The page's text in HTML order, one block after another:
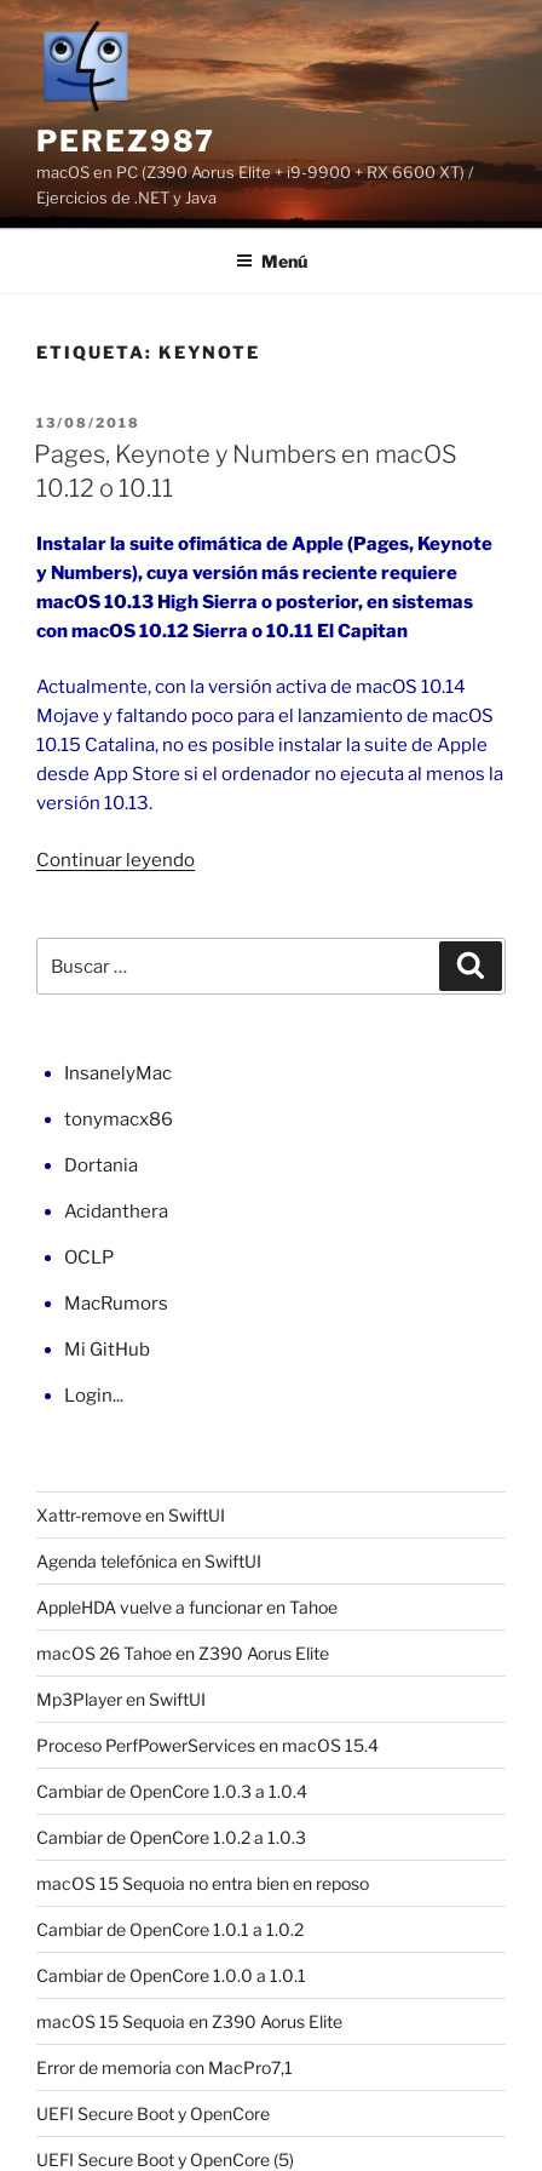
Saltar
contenido
PEREZ987
macOS en PC (Z390 Aorus Elite + i9-9900 + RX 6600 XT) /
Ejercicios de .NET y Java
Menú
ETIQUETA: KEYNOTE
PUBLICADO
EL
13/08/2018
Pages, Keynote y Numbers en macOS
10.12 o 10.11
Instalar la suite ofimática de Apple (Pages, Keynote
y Numbers), cuya versión más reciente requiere
macOS 10.13 High Sierra o posterior, en sistemas
con macOS 10.12 Sierra o 10.11 El Capitan
Actualmente, con la versión activa de macOS 10.14
Mojave y faltando poco para el lanzamiento de macOS
10.15 Catalina, no es posible instalar la suite de Apple
desde App Store si el ordenador no ejecuta al menos la
versión 10.13.
Continuar leyendo«Pages,
Numbers
por:
InsanelyMac
tonymacx86
Dortania
Acidanthera
OCLP
MacRumors
Mi GitHub
Login...
Xattr-remove en SwiftUI
Agenda telefónica en SwiftUI
AppleHDA vuelve a funcionar en Tahoe
macOS 26 Tahoe en Z390 Aorus Elite
Mp3Player en SwiftUI
Proceso PerfPowerServices en macOS 15.4
Cambiar de OpenCore 1.0.3 a 1.0.4
Cambiar de OpenCore 1.0.2 a 1.0.3
macOS 15 Sequoia no entra bien en reposo
Cambiar de OpenCore 1.0.1 a 1.0.2
Cambiar de OpenCore 1.0.0 a 1.0.1
macOS 15 Sequoia en Z390 Aorus Elite
Error de memoria con MacPro7,1
UEFI Secure Boot y OpenCore
UEFI Secure Boot y OpenCore (5)